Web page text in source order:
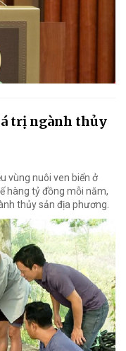
trị ngành thủy
vùng nuôi ven biển ở
hàng tỷ đồng mỗi năm,
thủy sản địa phương.